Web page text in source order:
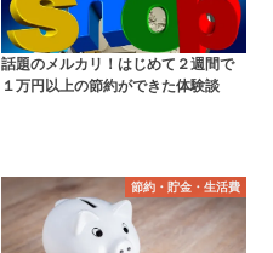
話題のメルカリ！はじめて２週間で
１万円以上の節約ができた体験談
節約・貯金・生活費